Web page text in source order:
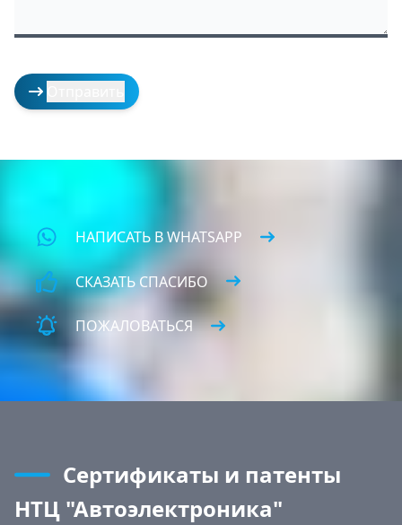
НАПИСАТЬ В WHATSAPP
СКАЗАТЬ СПАСИБО
ПОЖАЛОВАТЬСЯ
Сертификаты и патенты
НТЦ "Автоэлектроника"